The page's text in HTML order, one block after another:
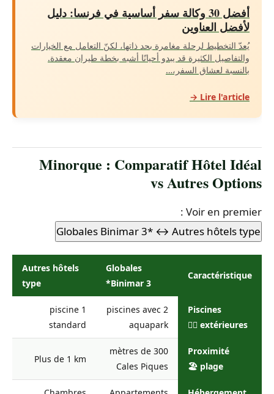
أفضل 30 وكالة سفر أساسية في فرنسا: دليل
لأفضل العناوين
يُعدّ التخطيط لرحلة مغامرة بحد ذاتها، لكنّ التعامل مع الخيارات
والتفاصيل الكثيرة قد يبدو أحيانًا أشبه بخطة طيران معقدة.
بالنسبة لعشاق السفر،…
Lire l'article →
Minorque : Comparatif Hôtel Idéal
vs Autres Options
Voir en premier :
Globales Binimar 3*↔ Autres hôtels type
Caractéristique
Globales
Binimar 3*
Autres hôtels
type
Piscines
extérieures 🏊‍♀️
2 piscines avec
aquapark
1 piscine
standard
Proximité
plage 🏖️
300 mètres de
Cales Piques
Plus de 1 km